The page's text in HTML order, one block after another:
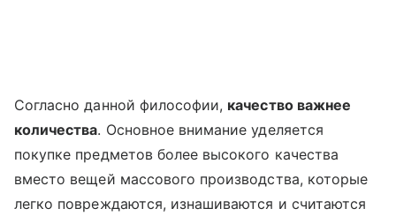
Согласно данной философии, качество важнее
количества. Основное внимание уделяется
покупке предметов более высокого качества
вместо вещей массового производства, которые
легко повреждаются, изнашиваются и считаются